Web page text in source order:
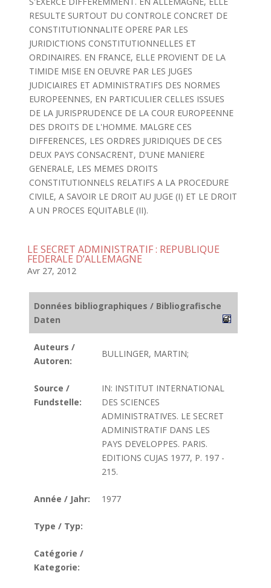
RESULTE SURTOUT DU CONTROLE CONCRET DE
CONSTITUTIONNALITE OPERE PAR LES
JURIDICTIONS CONSTITUTIONNELLES ET
ORDINAIRES. EN FRANCE, ELLE PROVIENT DE LA
TIMIDE MISE EN OEUVRE PAR LES JUGES
JUDICIAIRES ET ADMINISTRATIFS DES NORMES
EUROPEENNES, EN PARTICULIER CELLES ISSUES
DE LA JURISPRUDENCE DE LA COUR EUROPEENNE
DES DROITS DE L'HOMME. MALGRE CES
DIFFERENCES, LES ORDRES JURIDIQUES DE CES
DEUX PAYS CONSACRENT, D'UNE MANIERE
GENERALE, LES MEMES DROITS
CONSTITUTIONNELS RELATIFS A LA PROCEDURE
CIVILE, A SAVOIR LE DROIT AU JUGE (I) ET LE DROIT
A UN PROCES EQUITABLE (II).
LE SECRET ADMINISTRATIF : REPUBLIQUE
FEDERALE D’ALLEMAGNE
Avr 27, 2012
Données bibliographiques / Bibliografische
Daten
Auteurs /
Autoren:
BULLINGER, MARTIN;
Source /
Fundstelle:
IN: INSTITUT INTERNATIONAL
DES SCIENCES
ADMINISTRATIVES. LE SECRET
ADMINISTRATIF DANS LES
PAYS DEVELOPPES. PARIS.
EDITIONS CUJAS 1977, P. 197 -
215.
Année / Jahr: 1977
Type / Typ:
Catégorie /
Kategorie: